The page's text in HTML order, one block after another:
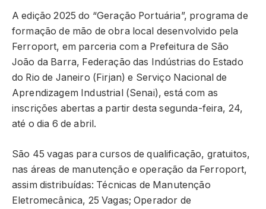
A edição 2025 do “Geração Portuária”, programa de
formação de mão de obra local desenvolvido pela
Ferroport, em parceria com a Prefeitura de São
João da Barra, Federação das Indústrias do Estado
do Rio de Janeiro (Firjan) e Serviço Nacional de
Aprendizagem Industrial (Senai), está com as
inscrições abertas a partir desta segunda-feira, 24,
até o dia 6 de abril.
São 45 vagas para cursos de qualificação, gratuitos,
nas áreas de manutenção e operação da Ferroport,
assim distribuídas: Técnicas de Manutenção
Eletromecânica, 25 Vagas; Operador de